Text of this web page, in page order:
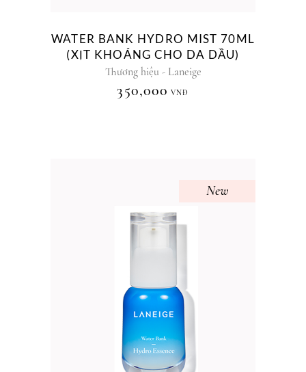
WATER BANK HYDRO MIST 70ML
(XỊT KHOÁNG CHO DA DẦU)
Thương hiệu - Laneige
350,000 VNĐ
New